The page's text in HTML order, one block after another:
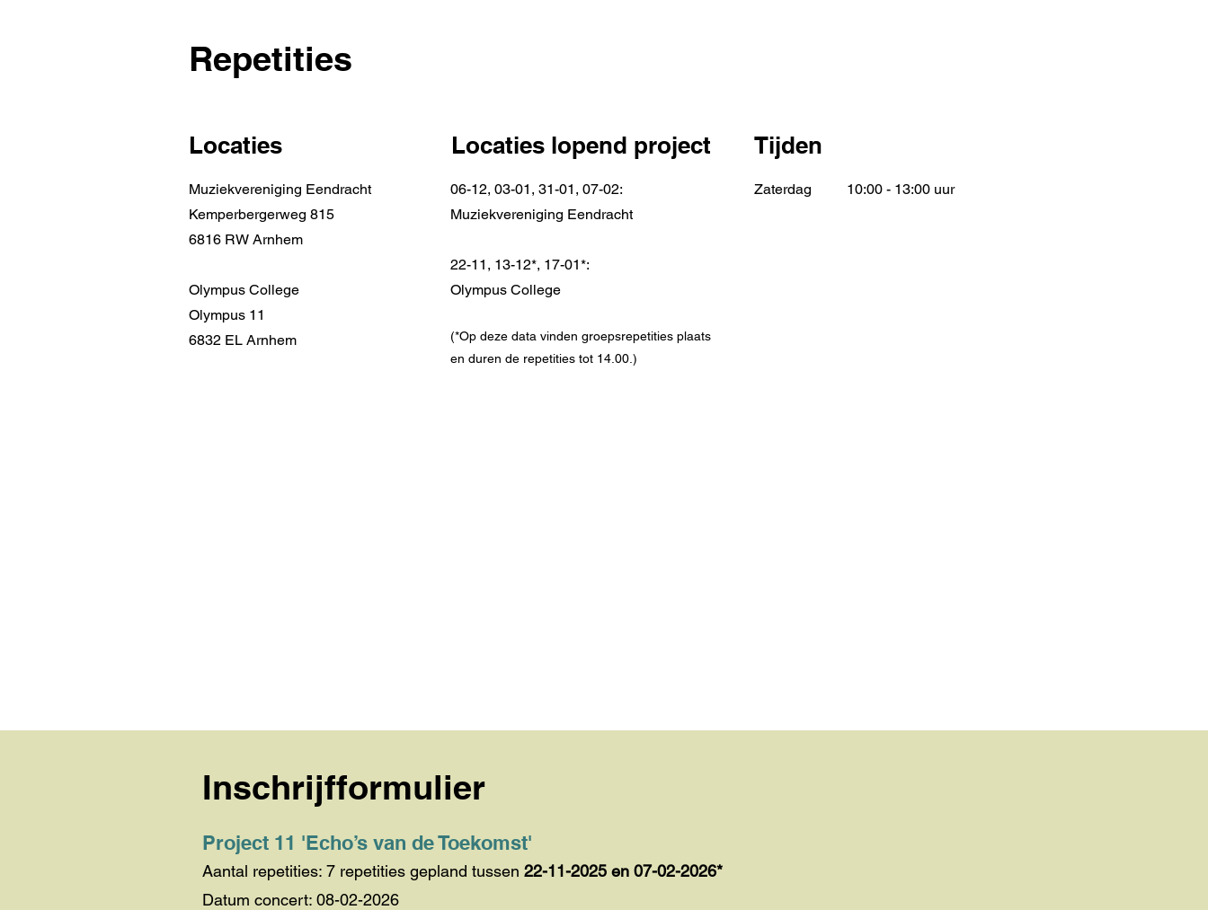
Repetities
Locaties
Muziekvereniging Eendracht
Kemperbergerweg 815
6816 RW Arnhem
Olympus College
Olympus 11
6832 EL Arnhem
Locaties lopend project
06-12, 03-01, 31-01, 07-02:
Muziekvereniging Eendracht
22-11, 13-12*, 17-01*:
Olympus College
(*Op deze data vinden groepsrepetities plaats
en duren de repetities tot 14.00.)
Tijden
Zaterdag 10:00 - 13:00 uur
Inschrijfformulier
Project 11 'Echo’s van de Toekomst'
Aantal repetities: 7 repetities gepland tussen 22-11-2025 en 07-02-2026*
Datum concert: 08-02-2026